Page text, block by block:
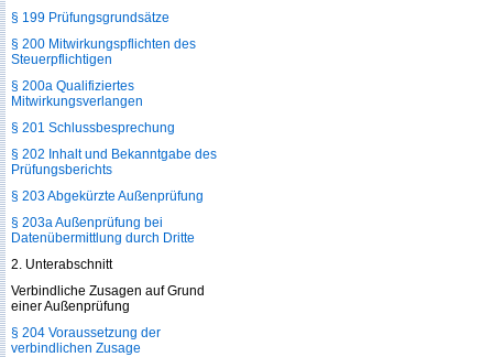
§ 199 Prüfungsgrundsätze
§ 200 Mitwirkungspflichten des
Steuerpflichtigen
§ 200a Qualifiziertes
Mitwirkungsverlangen
§ 201 Schlussbesprechung
§ 202 Inhalt und Bekanntgabe des
Prüfungsberichts
§ 203 Abgekürzte Außenprüfung
§ 203a Außenprüfung bei
Datenübermittlung durch Dritte
2. Unterabschnitt
Verbindliche Zusagen auf Grund
einer Außenprüfung
§ 204 Voraussetzung der
verbindlichen Zusage